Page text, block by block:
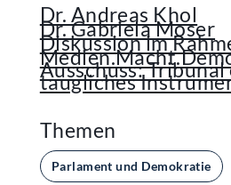
Dr. Andreas Khol
Dr. Gabriela Moser
Diskussion im
Ausschuss: Tribunal
taugliches
Themen
Parlament und Demokratie